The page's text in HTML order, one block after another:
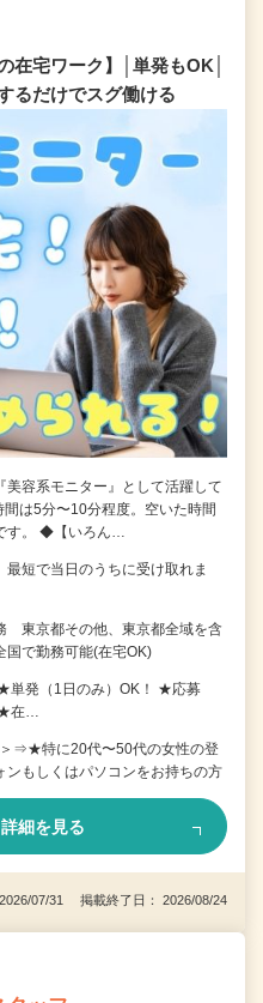
在宅ワーク】│単発もOK│
るだけでスグ働ける
美容系モニター』として活躍して
は5分〜10分程度。空いた時間
す。 ◆【いろん…
短で当日のうちに受け取れま
東京都その他、東京都全域を含
国で勤務可能(在宅OK)
単発（1日のみ）OK！ ★応募
★在…
＞⇒★特に20代〜50代の女性の登
もしくはパソコンをお持ちの方
詳細を見る
07/31 掲載終了日： 2026/08/24